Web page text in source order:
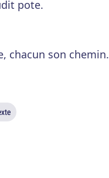
pote.
chacun son chemin.